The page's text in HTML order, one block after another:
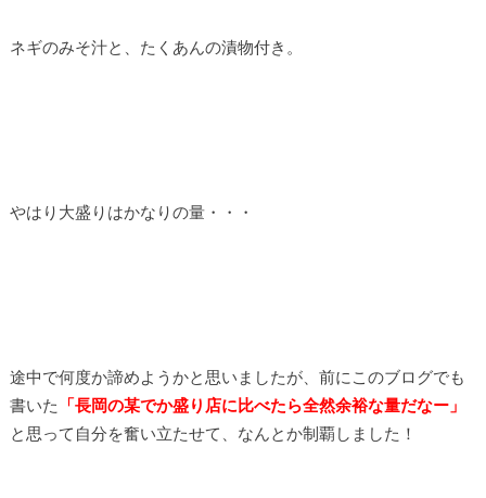
ネギのみそ汁と、たくあんの漬物付き。
やはり大盛りはかなりの量・・・
途中で何度か諦めようかと思いましたが、前にこのブログでも
書いた
「長岡の某でか盛り店に比べたら全然余裕な量だなー」
と思って自分を奮い立たせて、なんとか制覇しました！